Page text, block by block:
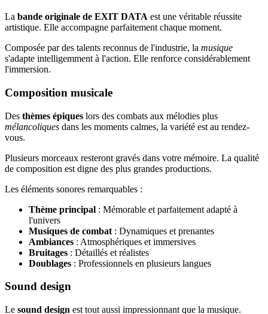
La bande originale de EXIT DATA est une véritable réussite
artistique. Elle accompagne parfaitement chaque moment.
Composée par des talents reconnus de l'industrie, la musique
s'adapte intelligemment à l'action. Elle renforce considérablement
l'immersion.
Composition musicale
Des thèmes épiques lors des combats aux mélodies plus
mélancoliques dans les moments calmes, la variété est au rendez-
vous.
Plusieurs morceaux resteront gravés dans votre mémoire. La qualité
de composition est digne des plus grandes productions.
Les éléments sonores remarquables :
Thème principal : Mémorable et parfaitement adapté à
l'univers
Musiques de combat : Dynamiques et prenantes
Ambiances : Atmosphériques et immersives
Bruitages : Détaillés et réalistes
Doublages : Professionnels en plusieurs langues
Sound design
Le sound design est tout aussi impressionnant que la musique.